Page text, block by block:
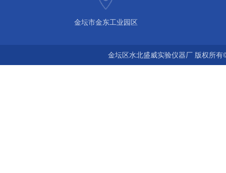
金坛市金东工业园区
金坛区水北盛威实验仪器厂 版权所